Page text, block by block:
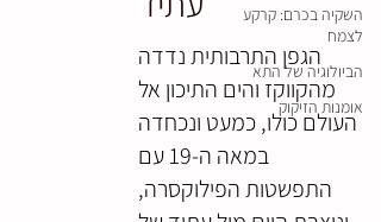
השקיה בכרם: קרקע
לצמח
הביולוגיה של התא
אומנות הזיקוק
הגפן התרבותית נדדה
מהקווקז והים התיכון אל
העולם כולו, כמעט ונכחדה
במאה ה-19 עם
התפשטות הפילוקסרה,